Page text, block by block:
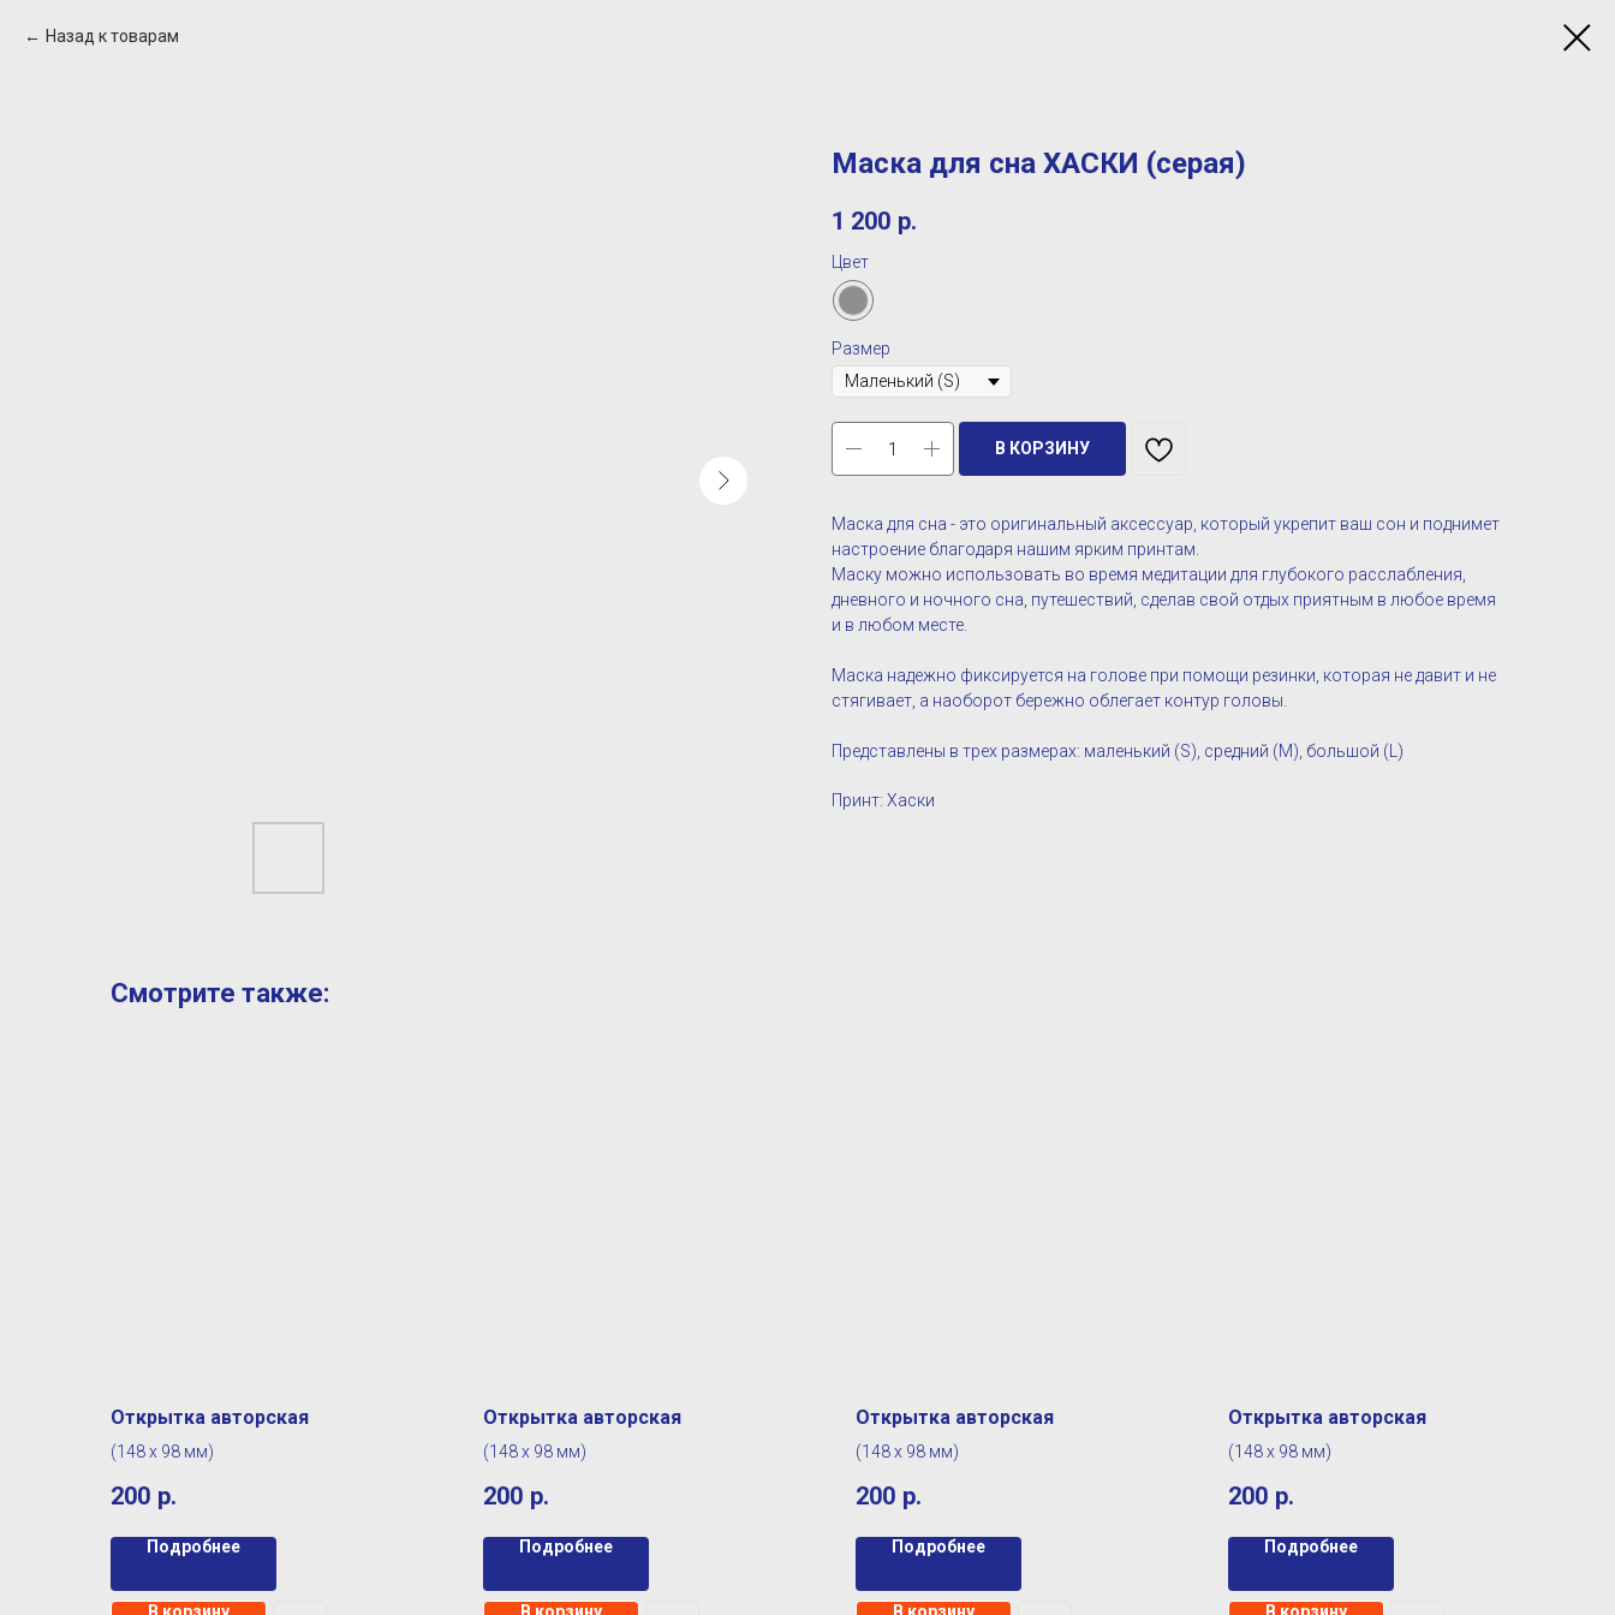
Назад к товарам
Маска для сна ХАСКИ (серая)
1 200 р.
Цвет
Размер
В КОРЗИНУ
Маска для сна - это оригинальный аксессуар, который укрепит ваш сон и поднимет
настроение благодаря нашим ярким принтам.
Маску можно использовать во время медитации для глубокого расслабления,
дневного и ночного сна, путешествий, сделав свой отдых приятным в любое время
и в любом месте.
Маска надежно фиксируется на голове при помощи резинки, которая не давит и не
стягивает, а наоборот бережно облегает контур головы.
Представлены в трех размерах: маленький (S), средний (M), большой (L)
Принт: Хаски
Смотрите также:
Открытка авторская
(148 х 98 мм)
200 р.
Подробнее
Открытка авторская
(148 х 98 мм)
200 р.
Подробнее
Открытка авторская
(148 х 98 мм)
200 р.
Подробнее
Открытка авторская
(148 х 98 мм)
200 р.
Подробнее